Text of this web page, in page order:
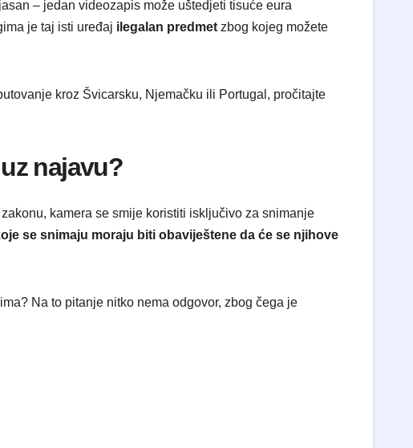
– jedan videozapis može uštedjeti tisuće eura
je taj isti uređaj ilegalan predmet zbog kojeg možete
kroz Švicarsku, Njemačku ili Portugal, pročitajte
najavu?
kamera se smije koristiti isključivo za snimanje
se snimaju moraju biti obaviještene da će se njihove
Na to pitanje nitko nema odgovor, zbog čega je